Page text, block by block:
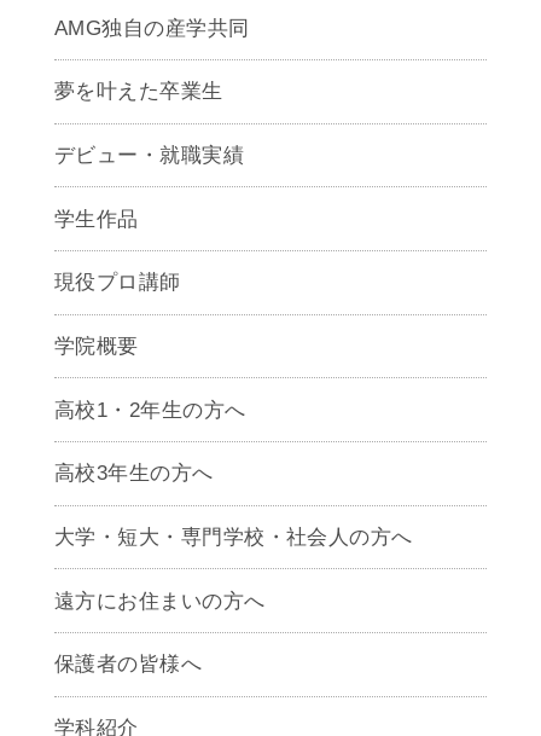
AMG独自の産学共同
夢を叶えた卒業生
デビュー・就職実績
学生作品
現役プロ講師
学院概要
高校1・2年生の方へ
高校3年生の方へ
大学・短大・専門学校・社会人の方へ
遠方にお住まいの方へ
保護者の皆様へ
学科紹介